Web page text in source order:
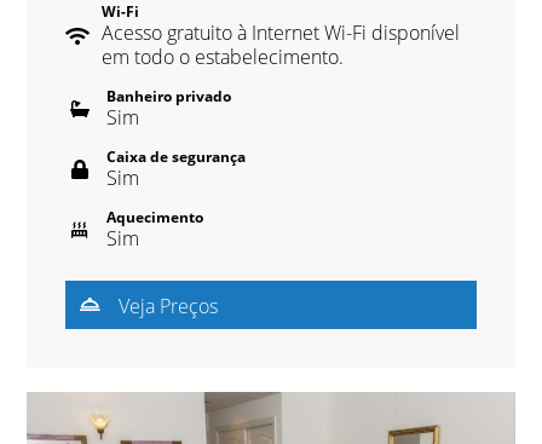
Wi-Fi
Acesso gratuito à Internet Wi-Fi disponível
em todo o estabelecimento.
Banheiro privado
Sim
Caixa de segurança
Sim
Aquecimento
Sim
Veja Preços